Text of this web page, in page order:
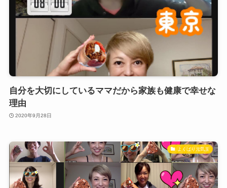
自分を大切にしているママだから家族も健康で幸せな
理由
2020年9月28日
よくばり元気玉